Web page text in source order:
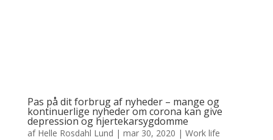
Pas på dit forbrug af nyheder – mange og
kontinuerlige nyheder om corona kan give
depression og hjertekarsygdomme
af Helle Rosdahl Lund | mar 30, 2020 | Work life